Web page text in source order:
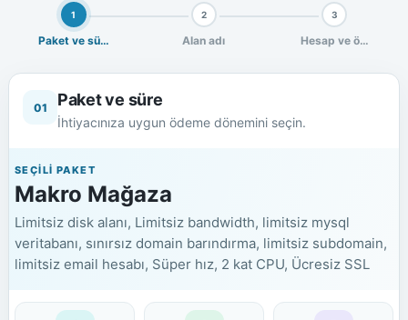
1
Paket ve süre
2
Alan adı
3
Hesap ve ödeme
01 Paket ve süre
İhtiyacınıza uygun ödeme dönemini seçin.
SEÇİLİ PAKET
Makro Mağaza
Limitsiz disk alanı, Limitsiz bandwidth, limitsiz mysql
veritabanı, sınırsız domain barındırma, limitsiz subdomain,
limitsiz email hesabı, Süper hız, 2 kat CPU, Ücresiz SSL